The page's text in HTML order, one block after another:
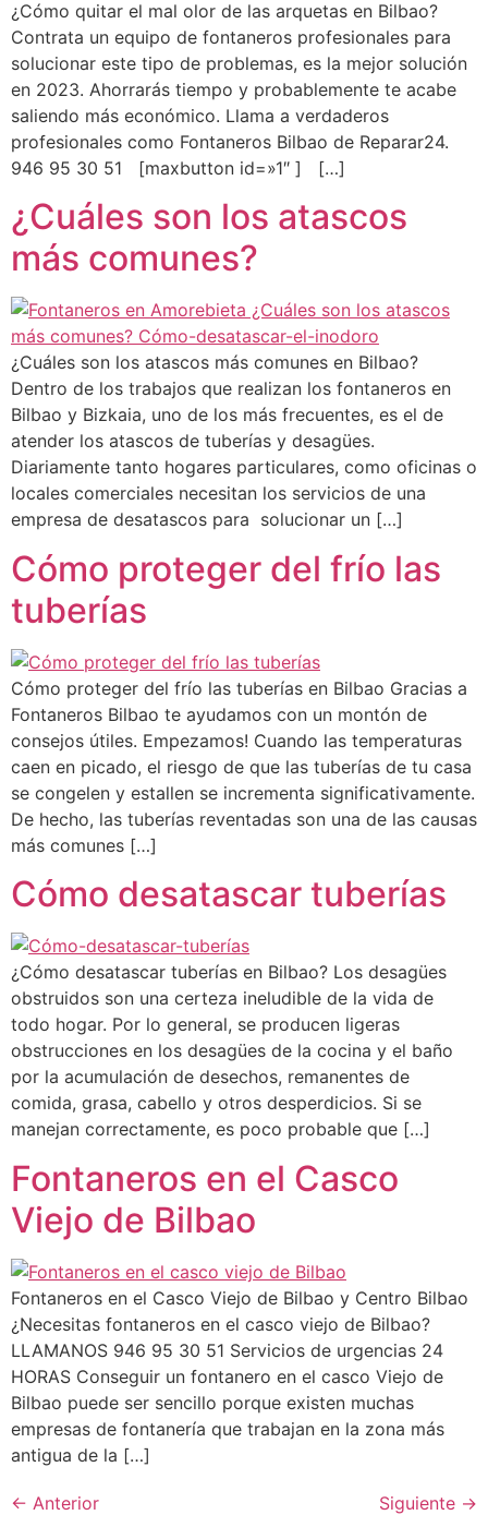
¿Cómo quitar el mal olor de las arquetas en Bilbao?
Contrata un equipo de fontaneros profesionales para
solucionar este tipo de problemas, es la mejor solución
en 2023. Ahorrarás tiempo y probablemente te acabe
saliendo más económico. Llama a verdaderos
profesionales como Fontaneros Bilbao de Reparar24.
946 95 30 51 [maxbutton id=»1″ ] […]
¿Cuáles son los atascos
más comunes?
¿Cuáles son los atascos más comunes en Bilbao?
Dentro de los trabajos que realizan los fontaneros en
Bilbao y Bizkaia, uno de los más frecuentes, es el de
atender los atascos de tuberías y desagües.
Diariamente tanto hogares particulares, como oficinas o
locales comerciales necesitan los servicios de una
empresa de desatascos para solucionar un […]
Cómo proteger del frío las
tuberías
Cómo proteger del frío las tuberías en Bilbao Gracias a
Fontaneros Bilbao te ayudamos con un montón de
consejos útiles. Empezamos! Cuando las temperaturas
caen en picado, el riesgo de que las tuberías de tu casa
se congelen y estallen se incrementa significativamente.
De hecho, las tuberías reventadas son una de las causas
más comunes […]
Cómo desatascar tuberías
¿Cómo desatascar tuberías en Bilbao? Los desagües
obstruidos son una certeza ineludible de la vida de
todo hogar. Por lo general, se producen ligeras
obstrucciones en los desagües de la cocina y el baño
por la acumulación de desechos, remanentes de
comida, grasa, cabello y otros desperdicios. Si se
manejan correctamente, es poco probable que […]
Fontaneros en el Casco
Viejo de Bilbao
Fontaneros en el Casco Viejo de Bilbao y Centro Bilbao
¿Necesitas fontaneros en el casco viejo de Bilbao?
LLAMANOS 946 95 30 51 Servicios de urgencias 24
HORAS Conseguir un fontanero en el casco Viejo de
Bilbao puede ser sencillo porque existen muchas
empresas de fontanería que trabajan en la zona más
antigua de la […]
← Anterior Siguiente →